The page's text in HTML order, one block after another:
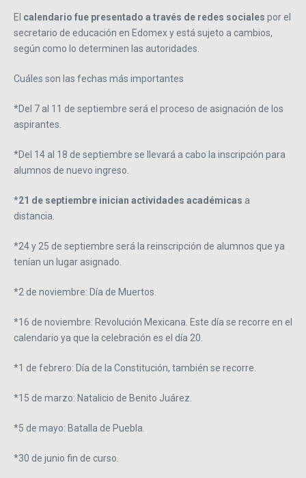
El calendario fue presentado a través de redes sociales por el
secretario de educación en Edomex y está sujeto a cambios,
según como lo determinen las autoridades.
Cuáles son las fechas más importantes
*Del 7 al 11 de septiembre será el proceso de asignación de los
aspirantes.
*Del 14 al 18 de septiembre se llevará a cabo la inscripción para
alumnos de nuevo ingreso.
*21 de septiembre inician actividades académicas a
distancia.
*24 y 25 de septiembre será la reinscripción de alumnos que ya
tenían un lugar asignado.
*2 de noviembre: Día de Muertos.
*16 de noviembre: Revolución Mexicana. Este día se recorre en el
calendario ya que la celebración es el día 20.
*1 de febrero: Día de la Constitución, también se recorre.
*15 de marzo: Natalicio de Benito Juárez.
*5 de mayo: Batalla de Puebla.
*30 de junio fin de curso.